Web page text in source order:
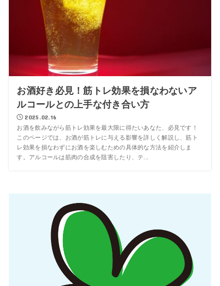
お酒好き必見！筋トレ効果を損なわないア
ルコールとの上手な付き合い方
2025.02.16
お酒を飲みながら筋トレ効果を最大限に得たいあなた、必見です！
このページでは、お酒が筋トレに与える影響を詳しく解説し、筋ト
レ効果を損なわずにお酒を楽しむための具体的な方法を紹介しま
す。アルコールは筋肉の合成を阻害したり、テ...